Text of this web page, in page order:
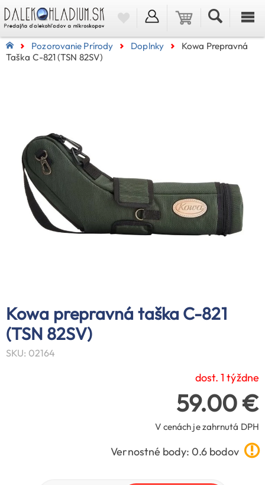
Pozorovanie Prírody Doplnky
Kowa Prepravná
Taška C-821 (TSN 82SV)
Kowa prepravná taška C-821
(TSN 82SV)
SKU: 02164
dost. 1 týždne
59.00 €
V cenách je zahrnutá DPH
Vernostné body: 0.6 bodov